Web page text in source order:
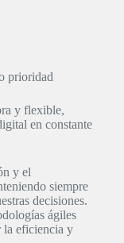
prioridad
y flexible,
en constante
y el
siempre
decisiones.
ágiles
la eficiencia y